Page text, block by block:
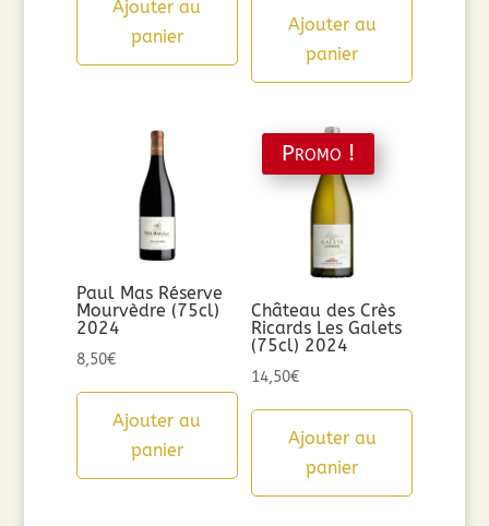
Ajouter au
panier
Ajouter au
panier
Paul Mas Réserve
Mourvèdre (75cl)
2024
8,50€
Ajouter au
panier
Promo !
Château des Crès
Ricards Les Galets
(75cl) 2024
14,50€
Ajouter au
panier